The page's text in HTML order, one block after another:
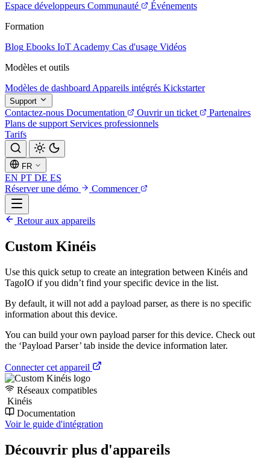
Espace développeurs Communauté
Événements
Formation
Blog Ebooks IoT Academy Cas d'usage Vidéos
Modèles et outils
Modèles de dashboard Appareils intégrés Kickstarter
Support
Contactez-nous Documentation Ouvrir un ticket
Partenaires
Plans de support Services professionnels
Tarifs
FR
EN PT DE ES
Réserver une démo
Commencer
Retour aux appareils
Custom Kinéis
Use this quick setup to create an integration between Kinéis and
TagoIO if you didn’t find your specific device in the list.
By default, it will not add a payload parser, as there is no specific
information about this device.
You can build your own payload parser for this device. Check out
the ‘Payload Parser’ tab inside the device information later.
Connecter cet appareil
Réseaux compatibles
Kinéis
Documentation
Voir le guide d'intégration
Découvrir plus d'appareils